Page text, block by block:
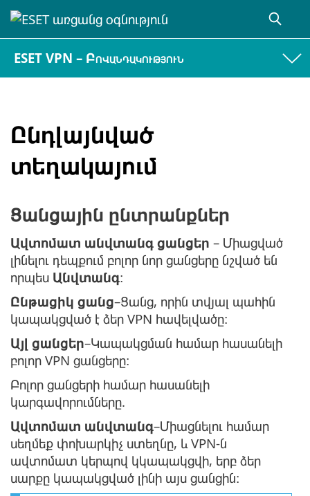
ESET VPN – Բովանդակություն
Ընդլայնված
տեղակայում
Ցանցային ընտրանքներ
Ավտոմատ անվտանգ ցանցեր – Միացված
լինելու դեպքում բոլոր նոր ցանցերը նշված են
որպես Անվտանգ։
Ընթացիկ ցանց–Ցանց, որին տվյալ պահին
կապակցված է ձեր VPN հավելվածը։
Այլ ցանցեր–Կապակցման համար հասանելի
բոլոր VPN ցանցերը։
Բոլոր ցանցերի համար հասանելի
կարգավորումները.
Ավտոմատ անվտանգ–Միացնելու համար
սեղմեք փոխարկիչ ստեղնը, և VPN-ն
ավտոմատ կերպով կկապակցվի, երբ ձեր
սարքը կապակցված լինի այս ցանցին։